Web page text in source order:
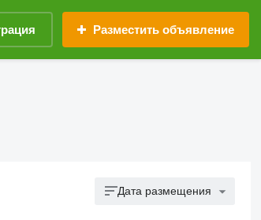
Разместить объявление
Дата размещения